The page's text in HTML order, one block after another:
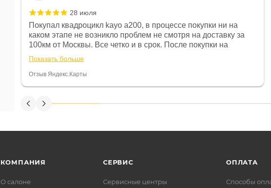
28 июля
Покупал квадроцикл kayo a200, в процессе покупки ни на
каком этапе не возникло проблем не смотря на доставку за
100км от Москвы. Все четко и в срок. После покупки на
спидометре всегда был 0, при этом представители магазина
постоянно были на связи и в итоге проблема была решена.
Считаю, что это говорит о небезразличии к клиенту после
Показать больше
Отзыв Яндекс.Карты
КОМПАНИЯ
О салоне
СЕРВИС
Сервисные центры
ОПЛАТА
Способы